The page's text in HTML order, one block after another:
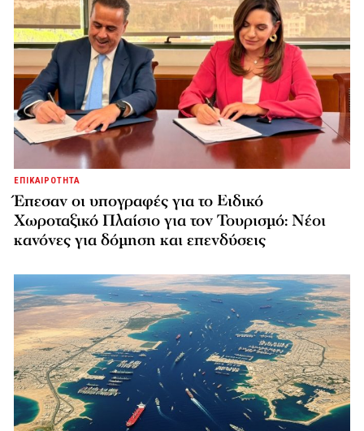
ΕΠΙΚΑΙΡΟΤΗΤΑ
Έπεσαν οι υπογραφές για το Ειδικό
Χωροταξικό Πλαίσιο για τον Τουρισμό: Νέοι
κανόνες για δόμηση και επενδύσεις